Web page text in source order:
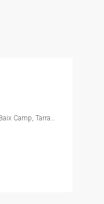
Miami Platja, Mont-roig del Camp, Baix Camp, Tarragona, Catalunya, 43300, España